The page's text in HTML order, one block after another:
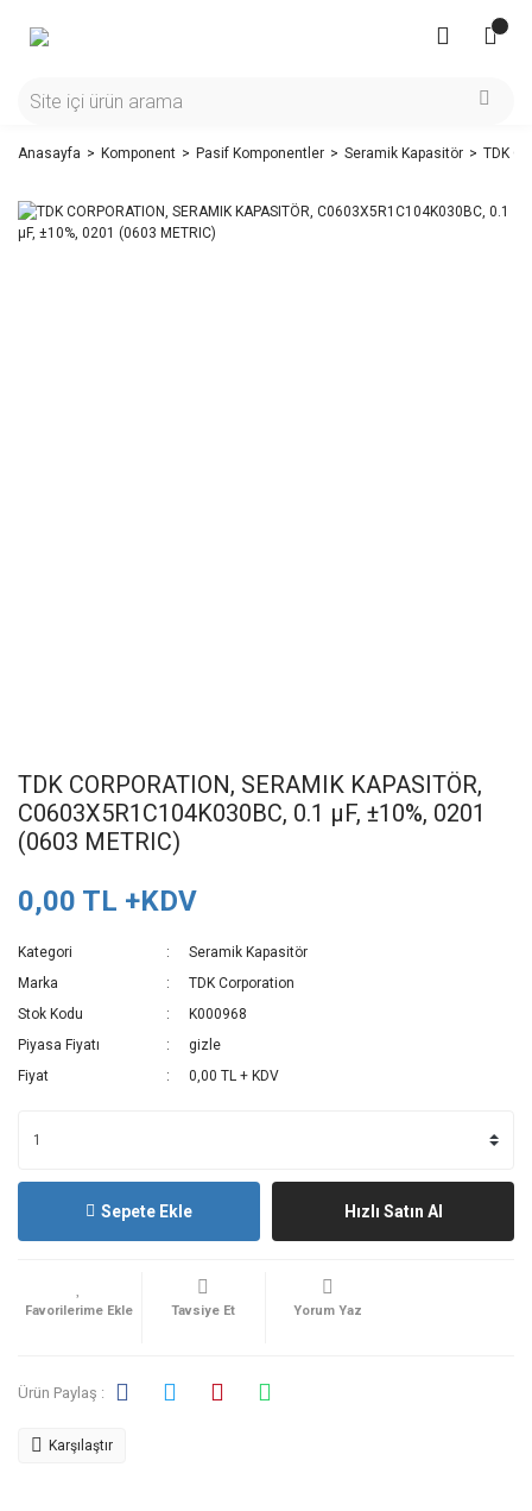
Anasayfa Komponent Pasif Komponentler Seramik Kapasitör TDK
TDK CORPORATION, SERAMIK KAPASITÖR,
C0603X5R1C104K030BC, 0.1 µF, ±10%, 0201
(0603 METRIC)
0,00 TL +KDV
Kategori
Seramik Kapasitör
Marka
TDK Corporation
Stok Kodu
K000968
Piyasa Fiyatı
gizle
Fiyat
0,00 TL + KDV
Sepete Ekle Hızlı Satın Al
Tavsiye Et Yorum Yaz
Ürün Paylaş :
Karşılaştır